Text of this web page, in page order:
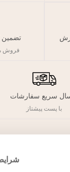
تضمین
فروش
سریع سفارشات
با پست پیشتاز